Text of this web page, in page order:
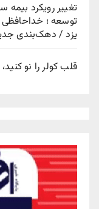
تغییر رویکرد
توسعه ؛ خداحافظی
یزد / دهک‌بندی
قلب کولر را نو